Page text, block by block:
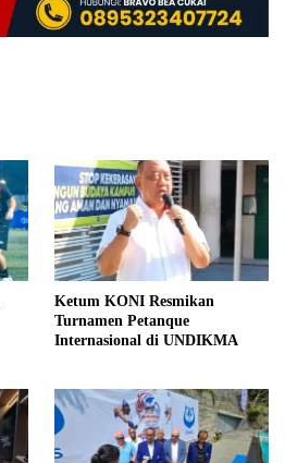
Ketum KONI Resmikan
Turnamen Petanque
Internasional di UNDIKMA